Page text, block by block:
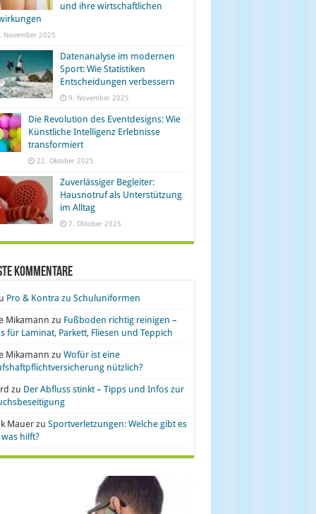
und ihre wirtschaftlichen
November 2025
Datenanalyse im modernen
Sport: Wie Statistiken
Entscheidungen verbessern
9. November 2025
Die Revolution des Eventdesigns: Wie
Künstliche Intelligenz Erlebnisse
transformiert
22. Oktober 2025
Zuverlässiger Begleiter:
Hausnotruf als Unterstützung
im Alltag
7. Oktober 2025
Kommentare
Pro & Kontra zu Schuluniformen
Mikamann zu Fußboden richtig reinigen –
für Laminat, Parkett, Fliesen und Teppich
Mikamann zu Wofür ist eine
nützlich?
zu Der Abfluss stinkt – Tipps und Infos zur
Mauerzu Sportverletzungen: Welche gibt es
hilft?